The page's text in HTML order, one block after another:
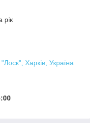
рік
Харків, Україна